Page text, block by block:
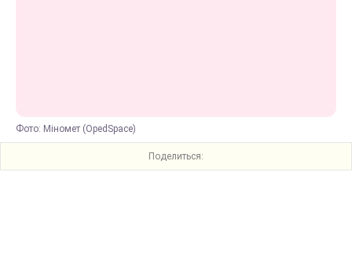
Фото: Міномет (OpedSpace)
Поделиться: